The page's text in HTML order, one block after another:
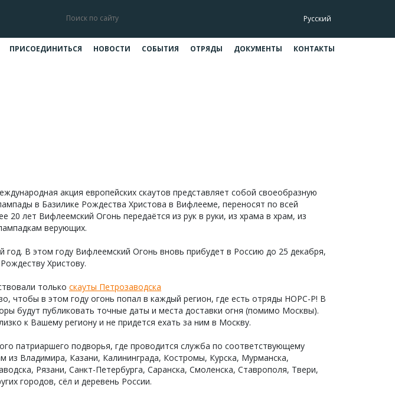
Русский
ПРИСОЕДИНИТЬСЯ НОВОСТИ СОБЫТИЯ ОТРЯДЫ ДОКУМЕНТЫ КОНТАКТЫ
акция европейских скаутов представляет собой своеобразную
в Базилике Рождества Христова в Вифлееме, переносят по всей
20 лет Вифлеемский Огонь передаётся из рук в руки, из храма в храм, из
верующих.
год. В этом году Вифлеемский Огонь вновь прибудет в Россию до 25 декабря,
Христову.
только скауты Петрозаводска
чтобы в этом году огонь попал в каждый регион, где есть отряды НОРС-Р! В
будут публиковать точные даты и места доставки огня (помимо Москвы).
к Вашему региону и не придется ехать за ним в Москву.
патриаршего подворья, где проводится служба по соответствующему
из Владимира, Казани, Калининграда, Костромы, Курска, Мурманска,
Рязани, Санкт-Петербурга, Саранска, Смоленска, Ставрополя, Твери,
городов, сёл и деревень России.